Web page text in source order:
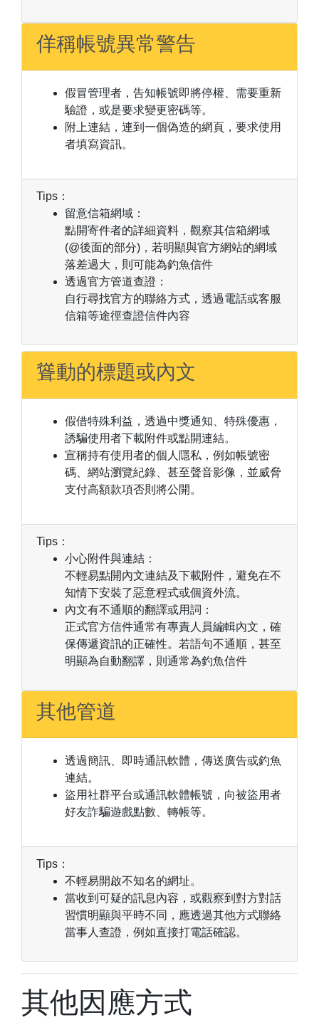
佯稱帳號異常警告
假冒管理者，告知帳號即將停權、需要重新
驗證，或是要求變更密碼等。
附上連結，連到一個偽造的網頁，要求使用
者填寫資訊。
Tips：
留意信箱網域：
點開寄件者的詳細資料，觀察其信箱網域
(@後面的部分)，若明顯與官方網站的網域
落差過大，則可能為釣魚信件
透過官方管道查證：
自行尋找官方的聯絡方式，透過電話或客服
信箱等途徑查證信件內容
聳動的標題或內文
假借特殊利益，透過中獎通知、特殊優惠，
誘騙使用者下載附件或點開連結。
宣稱持有使用者的個人隱私，例如帳號密
碼、網站瀏覽紀錄、甚至聲音影像，並威脅
支付高額款項否則將公開。
Tips：
小心附件與連結：
不輕易點開內文連結及下載附件，避免在不
知情下安裝了惡意程式或個資外流。
內文有不通順的翻譯或用詞：
正式官方信件通常有專責人員編輯內文，確
保傳遞資訊的正確性。若語句不通順，甚至
明顯為自動翻譯，則通常為釣魚信件
其他管道
透過簡訊、即時通訊軟體，傳送廣告或釣魚
連結。
盜用社群平台或通訊軟體帳號，向被盜用者
好友詐騙遊戲點數、轉帳等。
Tips：
不輕易開啟不知名的網址。
當收到可疑的訊息內容，或觀察到對方對話
習慣明顯與平時不同，應透過其他方式聯絡
當事人查證，例如直接打電話確認。
其他因應方式